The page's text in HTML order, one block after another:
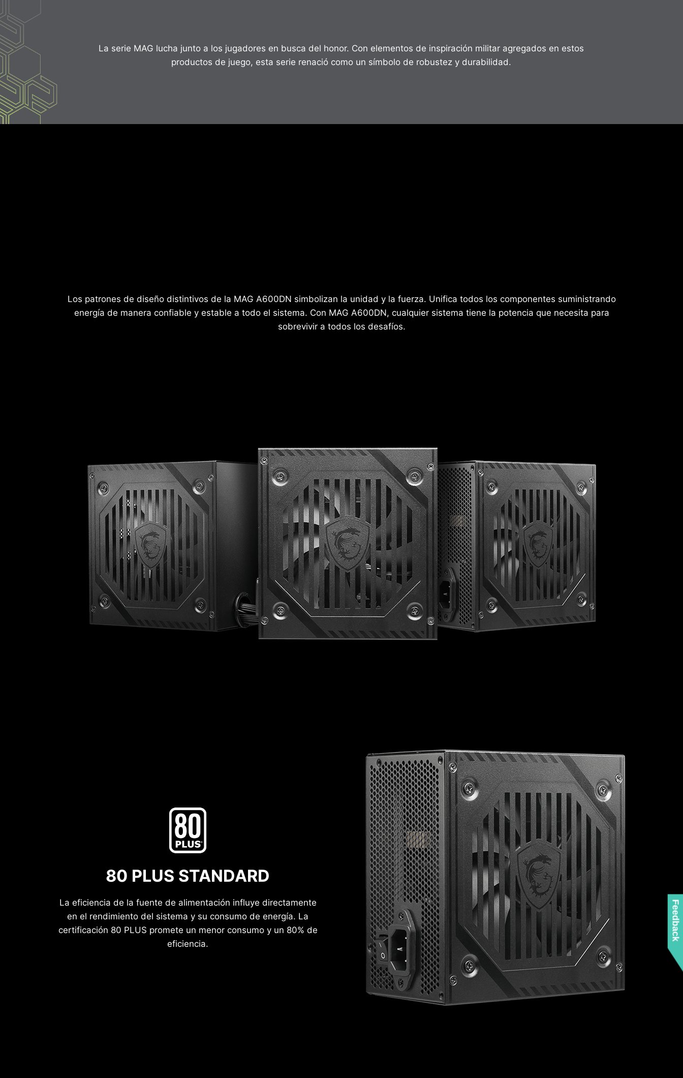
La serie MAG lucha junto a los jugadores en busca del honor. Con elementos de inspiración militar agregados en estos
productos de juego, esta serie renació como un símbolo de robustez y durabilidad.
Los patrones de diseño distintivos de la MAG A600DN simbolizan la unidad y la fuerza. Unifica todos los componentes suministrando
energía de manera confiable y estable a todo el sistema. Con MAG A600DN, cualquier sistema tiene la potencia que necesita para
sobrevivir a todos los desafíos.
80 PLUS STANDARD
La eficiencia de la fuente de alimentación influye directamente
en el rendimiento del sistema y su consumo de energía. La
certificación 80 PLUS promete un menor consumo y un 80% de
eficiencia.
Feedback